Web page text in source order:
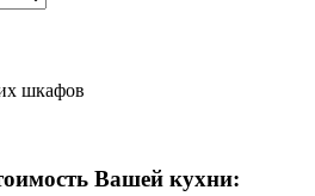
шкафов
Вашей кухни: